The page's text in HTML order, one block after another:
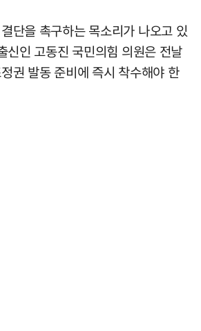
단을 촉구하는 목소리가 나오고 있
신인 고동진 국민의힘 의원은 전날
권 발동 준비에 즉시 착수해야 한